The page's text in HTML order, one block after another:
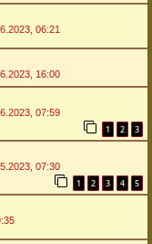
06:21
16:00
07:59
1 2 3
07:30
1 2 3 4 5